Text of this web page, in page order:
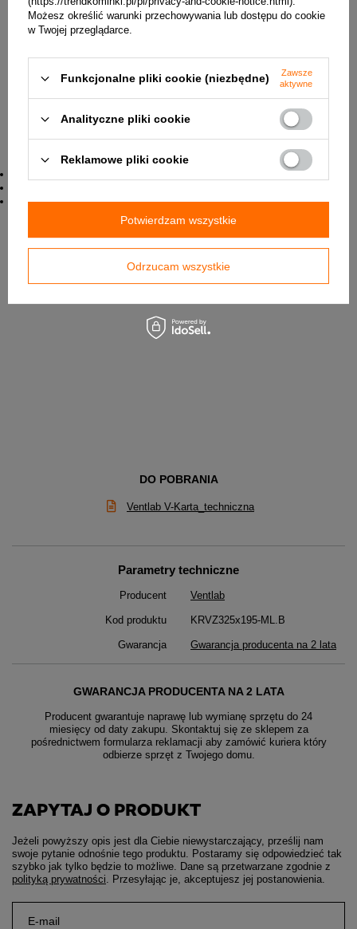
Zastosowanie:
tylko wewnątrz pomieszczeń
✅ W załączniku znajduje się karta techniczna produktu.
DO POBRANIA
Ventlab V-Karta_techniczna
Parametry techniczne
Producent Ventlab
Kod produktu KRVZ325x195-ML.B
Gwarancja Gwarancja producenta na 2 lata
GWARANCJA PRODUCENTA NA 2 LATA
Producent gwarantuje naprawę lub wymianę sprzętu do 24
miesięcy od daty zakupu. Skontaktuj się ze sklepem za
pośrednictwem formularza reklamacji aby zamówić kuriera który
odbierze sprzęt z Twojego domu.
ZAPYTAJ O PRODUKT
Jeżeli powyższy opis jest dla Ciebie niewystarczający, prześlij nam
swoje pytanie odnośnie tego produktu. Postaramy się odpowiedzieć tak
szybko jak tylko będzie to możliwe. Dane są przetwarzane zgodnie z
polityką prywatności. Przesyłając je, akceptujesz jej postanowienia.
E-mail
Możesz określić warunki przechowywania lub dostępu do cookie
w Twojej przeglądarce.
Funkcjonalne pliki cookie (niezbędne)
Zawsze
aktywne
Analityczne pliki cookie
Reklamowe pliki cookie
Odrzucam wszystkie
Potwierdzam wszystkie